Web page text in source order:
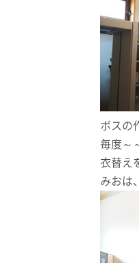
ボスの
毎度～
衣替え
みおは